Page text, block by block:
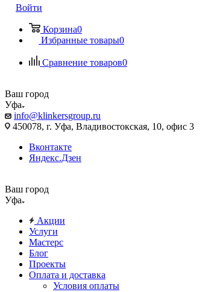
Войти
Корзина0
Избранные товары0
Сравнение товаров0
Ваш город
Уфа
info@klinkersgroup.ru
450078, г. Уфа, Владивостокская, 10, офис 3
Вконтакте
Яндекс.Дзен
Ваш город
Уфа
Акции
Услуги
Мастерс
Блог
Проекты
Оплата и доставка
Условия оплаты